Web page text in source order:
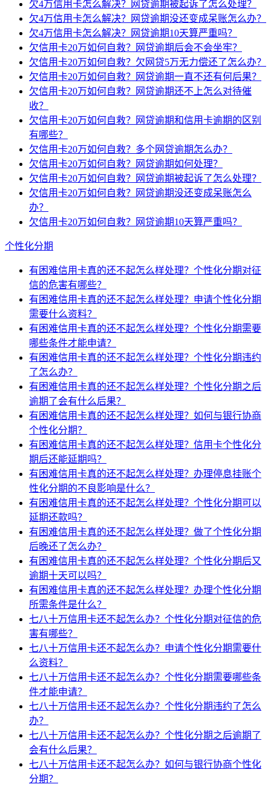
欠4万信用卡怎么解决？网贷逾期被起诉了怎么处理？
欠4万信用卡怎么解决？网贷逾期没还变成呆账怎么办？
欠4万信用卡怎么解决？网贷逾期10天算严重吗？
欠信用卡20万如何自救？网贷逾期后会不会坐牢？
欠信用卡20万如何自救？欠网贷5万无力偿还了怎么办？
欠信用卡20万如何自救？网贷逾期一直不还有何后果？
欠信用卡20万如何自救？网贷逾期还不上怎么对待催
收？
欠信用卡20万如何自救？网贷逾期和信用卡逾期的区别
有哪些？
欠信用卡20万如何自救？多个网贷逾期怎么办？
欠信用卡20万如何自救？网贷逾期如何处理？
欠信用卡20万如何自救？网贷逾期被起诉了怎么处理？
欠信用卡20万如何自救？网贷逾期没还变成呆账怎么
办？
欠信用卡20万如何自救？网贷逾期10天算严重吗？
个性化分期
有困难信用卡真的还不起怎么样处理？个性化分期对征
信的危害有哪些？
有困难信用卡真的还不起怎么样处理？申请个性化分期
需要什么资料？
有困难信用卡真的还不起怎么样处理？个性化分期需要
哪些条件才能申请？
有困难信用卡真的还不起怎么样处理？个性化分期违约
了怎么办？
有困难信用卡真的还不起怎么样处理？个性化分期之后
逾期了会有什么后果？
有困难信用卡真的还不起怎么样处理？如何与银行协商
个性化分期？
有困难信用卡真的还不起怎么样处理？信用卡个性化分
期后还能延期吗？
有困难信用卡真的还不起怎么样处理？办理停息挂账个
性化分期的不良影响是什么？
有困难信用卡真的还不起怎么样处理？个性化分期可以
延期还款吗？
有困难信用卡真的还不起怎么样处理？做了个性化分期
后晚还了怎么办？
有困难信用卡真的还不起怎么样处理？个性化分期后又
逾期十天可以吗？
有困难信用卡真的还不起怎么样处理？办理个性化分期
所需条件是什么？
七八十万信用卡还不起怎么办？个性化分期对征信的危
害有哪些？
七八十万信用卡还不起怎么办？申请个性化分期需要什
么资料？
七八十万信用卡还不起怎么办？个性化分期需要哪些条
件才能申请？
七八十万信用卡还不起怎么办？个性化分期违约了怎么
办？
七八十万信用卡还不起怎么办？个性化分期之后逾期了
会有什么后果？
七八十万信用卡还不起怎么办？如何与银行协商个性化
分期？